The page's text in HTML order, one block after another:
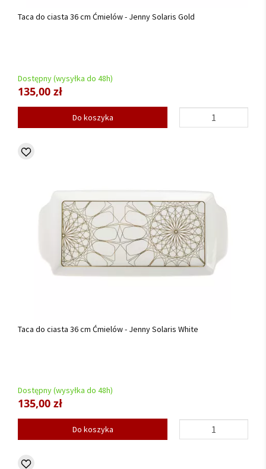
Taca do ciasta 36 cm Ćmielów - Jenny Solaris Gold
Dostępny (wysyłka do 48h)
135,00 zł
Do koszyka
Taca do ciasta 36 cm Ćmielów - Jenny Solaris White
Dostępny (wysyłka do 48h)
135,00 zł
Do koszyka